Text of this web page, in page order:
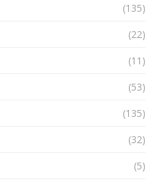
(135)
(22)
(11)
(53)
(135)
(32)
(5)